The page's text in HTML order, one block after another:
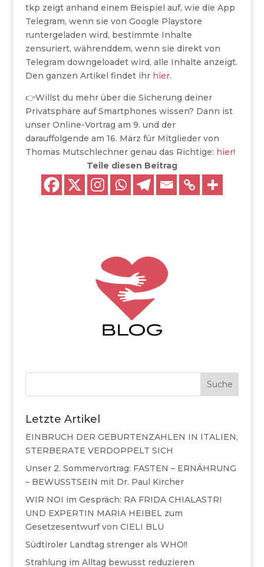
tkp zeigt anhand einem Beispiel auf, wie die App
Telegram, wenn sie von Google Playstore
runtergeladen wird, bestimmte Inhalte
zensuriert, währenddem, wenn sie direkt von
Telegram downgeloadet wird, alle Inhalte anzeigt.
Den ganzen Artikel findet ihr hier.
👉Willst du mehr über die Sicherung deiner
Privatsphäre auf Smartphones wissen? Dann ist
unser Online-Vortrag am 9. und der
darauffolgende am 16. März für Mitglieder von
Thomas Mutschlechner genau das Richtige: hier!
Teile diesen Beitrag
Suche
Letzte Artikel
EINBRUCH DER GEBURTENZAHLEN IN ITALIEN,
STERBERATE VERDOPPELT SICH
Unser 2. Sommervortrag: FASTEN – ERNÄHRUNG
– BEWUSSTSEIN mit Dr. Paul Kircher
WIR NOI im Gespräch: RA FRIDA CHIALASTRI
UND EXPERTIN MARIA HEIBEL zum
Gesetzesentwurf von CIELI BLU
Südtiroler Landtag strenger als WHO!!
Strahlung im Alltag bewusst reduzieren